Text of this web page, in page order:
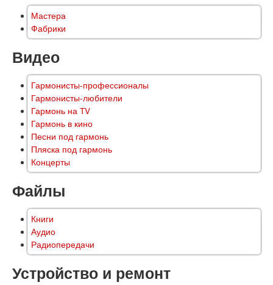
Мастера
Фабрики
Видео
Гармонисты-профессионалы
Гармонисты-любители
Гармонь на TV
Гармонь в кино
Песни под гармонь
Пляска под гармонь
Концерты
Файлы
Книги
Аудио
Радиопередачи
Устройство и ремонт